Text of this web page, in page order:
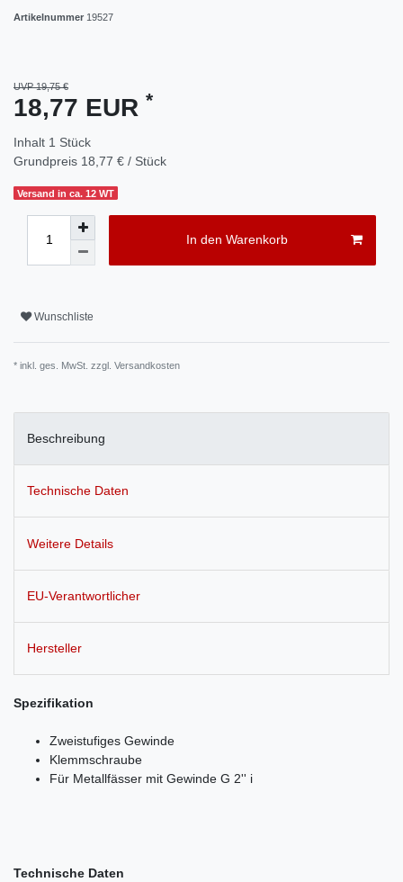
Artikelnummer 19527
UVP 19,75 €
18,77 EUR *
Inhalt 1 Stück
Grundpreis 18,77 € / Stück
Versand in ca. 12 WT
In den Warenkorb
Wunschliste
* inkl. ges. MwSt. zzgl. Versandkosten
Beschreibung
Technische Daten
Weitere Details
EU-Verantwortlicher
Hersteller
Spezifikation
Zweistufiges Gewinde
Klemmschraube
Für Metallfässer mit Gewinde G 2'' i
Technische Daten